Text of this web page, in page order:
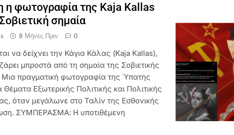
η φωτογραφία της Kaja Kallas
σημαία
8 Μήνες Πριν
0
να δείχνει την Κάγια Κάλας (Kaja Kallas),
μπροστά από τη σημαία της Σοβιετικής
πραγματική φωτογραφία της Ύπατης
Εξωτερικής Πολιτικής και Πολιτικής
όταν μεγάλωνε στο Ταλίν της Εσθονικής
ΣΥΜΠΕΡΑΣΜΑ: Η υποτιθέμενη